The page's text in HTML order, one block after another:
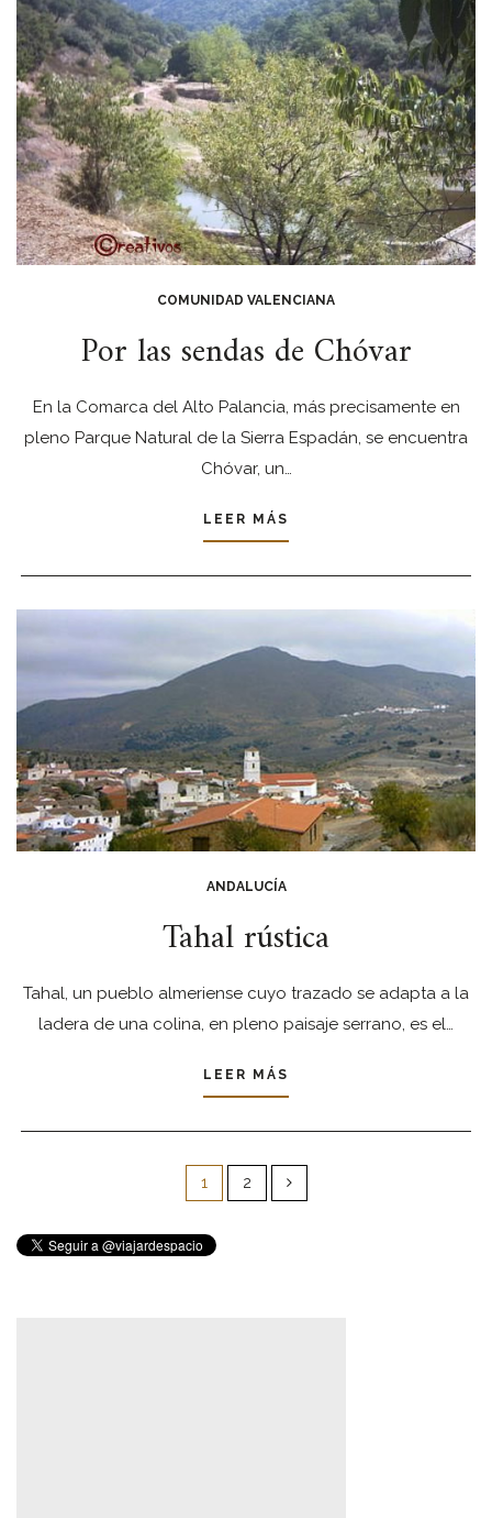
COMUNIDAD VALENCIANA
Por las sendas de Chóvar
En la Comarca del Alto Palancia, más precisamente en
pleno Parque Natural de la Sierra Espadán, se encuentra
Chóvar, un…
LEER MÁS
ANDALUCÍA
Tahal rústica
Tahal, un pueblo almeriense cuyo trazado se adapta a la
ladera de una colina, en pleno paisaje serrano, es el…
LEER MÁS
Paginación
entradas
1 2